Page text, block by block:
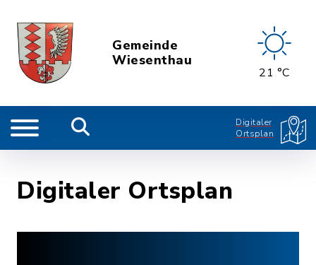
Gemeinde
Wiesenthau
21 °C
Digitaler
Ortsplan
Digitaler Ortsplan